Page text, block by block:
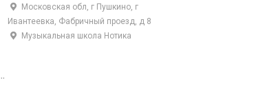
Московская обл, г Пушкино, г
Ивантеевка, Фабричный проезд, д 8
Музыкальная школа Нотика